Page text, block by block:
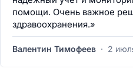
помощи. Очень важное
здравоохранения.»
Валентин Тимофеев · 2